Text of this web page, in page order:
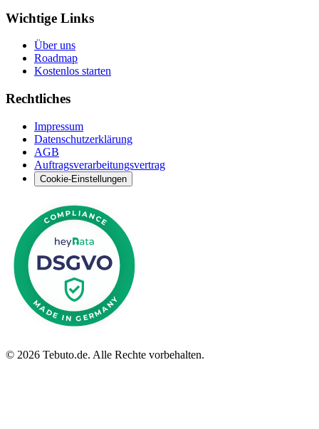
Wichtige Links
Über uns
Roadmap
Kostenlos starten
Rechtliches
Impressum
Datenschutzerklärung
AGB
Auftragsverarbeitungsvertrag
Cookie-Einstellungen
© 2026 Tebuto.de. Alle Rechte vorbehalten.